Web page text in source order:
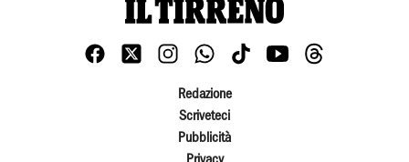
Redazione
Scriveteci
Pubblicità